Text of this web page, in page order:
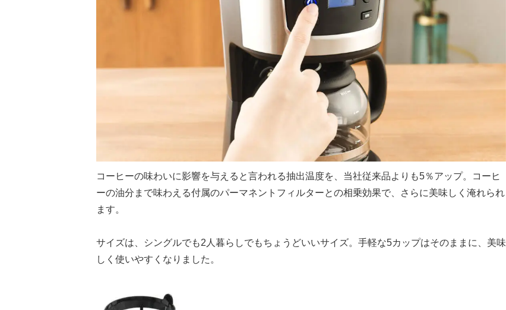
コーヒーの味わいに影響を与えると言われる抽出温度を、当社従来品よりも5％アップ。コーヒ
ーの油分まで味わえる付属のパーマネントフィルターとの相乗効果で、さらに美味しく淹れられ
ます。
サイズは、シングルでも2 人暮らしでもちょうどいいサイズ。手軽な5カップはそのままに、美味
しく使いやすくなりました。